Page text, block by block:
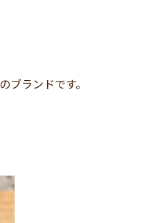
ランドです。